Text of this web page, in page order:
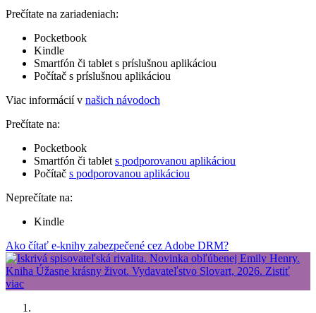
Prečítate na zariadeniach:
Pocketbook
Kindle
Smartfón či tablet s príslušnou aplikáciou
Počítač s príslušnou aplikáciou
Viac informácií v našich návodoch
Prečítate na:
Pocketbook
Smartfón či tablet s podporovanou aplikáciou
Počítač s podporovanou aplikáciou
Neprečítate na:
Kindle
Ako čítať e-knihy zabezpečené cez Adobe DRM?